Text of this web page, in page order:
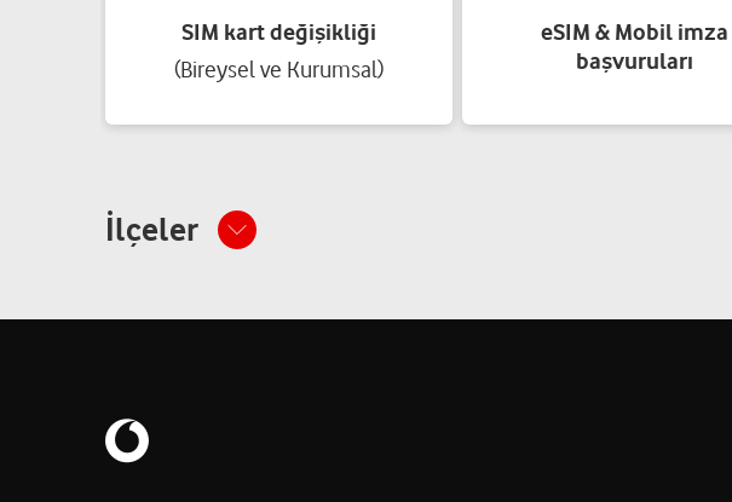
SIM kart değişikliği
(Bireysel ve Kurumsal)
eSIM & Mobil imza
başvuruları
İlçeler